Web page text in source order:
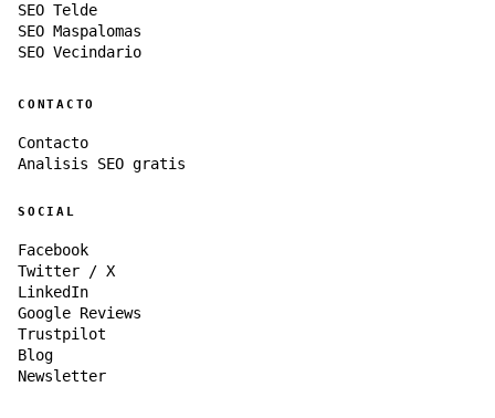
SEO Telde
SEO Maspalomas
SEO Vecindario
CONTACTO
Contacto
Analisis SEO gratis
SOCIAL
Facebook
Twitter / X
LinkedIn
Google Reviews
Trustpilot
Blog
Newsletter